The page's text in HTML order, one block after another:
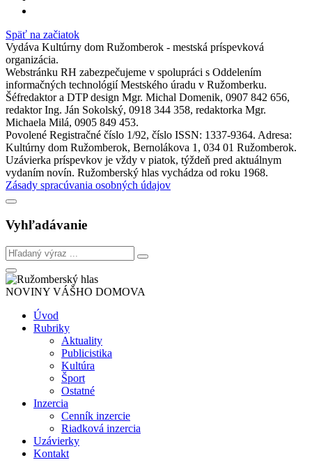
Späť na začiatok
Vydáva Kultúrny dom Ružomberok - mestská príspevková
organizácia.
Webstránku RH zabezpečujeme v spolupráci s Oddelením
informačných technológií Mestského úradu v Ružomberku.
Šéfredaktor a DTP design Mgr. Michal Domenik, 0907 842 656,
redaktor Ing. Ján Sokolský, 0918 344 358, redaktorka Mgr.
Michaela Milá, 0905 849 453.
Povolené Registračné číslo 1/92, číslo ISSN: 1337-9364. Adresa:
Kultúrny dom Ružomberok, Bernolákova 1, 034 01 Ružomberok.
Uzávierka príspevkov je vždy v piatok, týždeň pred aktuálnym
vydaním novín. Ružomberský hlas vychádza od roku 1968.
Zásady spracúvania osobných údajov
Vyhľadávanie
NOVINY VÁŠHO DOMOVA
Úvod
Rubriky
Aktuality
Publicistika
Kultúra
Šport
Ostatné
Inzercia
Cenník inzercie
Riadková inzercia
Uzávierky
Kontakt